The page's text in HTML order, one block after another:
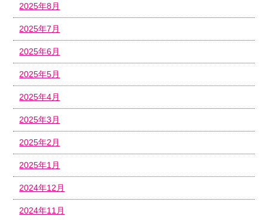
2025年8月
2025年7月
2025年6月
2025年5月
2025年4月
2025年3月
2025年2月
2025年1月
2024年12月
2024年11月